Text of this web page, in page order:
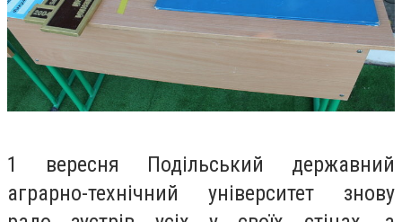
1 вересня Подільський державний
аграрно-технічний університет знову